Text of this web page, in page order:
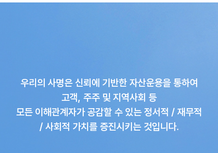
우리의 사명은 신뢰에 기반한 자산운용을 통하여
고객, 주주 및 지역사회 등
모든 이해관계자가 공감할 수 있는 정서적 / 재무적
/ 사회적 가치를 증진시키는 것입니다.